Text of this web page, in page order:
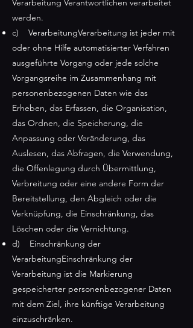
Verarbeitung Verantwortlichen verarbeitet
werden.
c) VerarbeitungVerarbeitung ist jeder mit
oder ohne Hilfe automatisierter Verfahren
ausgeführte Vorgang oder jede solche
Vorgangsreihe im Zusammenhang mit
personenbezogenen Daten wie das
Erheben, das Erfassen, die Organisation,
das Ordnen, die Speicherung, die
Anpassung oder Veränderung, das
Auslesen, das Abfragen, die Verwendung,
die Offenlegung durch Übermittlung,
Verbreitung oder eine andere Form der
Bereitstellung, den Abgleich oder die
Verknüpfung, die Einschränkung, das
Löschen oder die Vernichtung.
d) Einschränkung der
VerarbeitungEinschränkung der
Verarbeitung ist die Markierung
gespeicherter personenbezogener Daten
mit dem Ziel, ihre künftige Verarbeitung
einzuschränken.